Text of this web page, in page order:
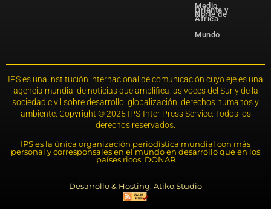
Medio
Oriente y
Norte de
África
Mundo
IPS es una institución internacional de comunicación cuyo eje es una
agencia mundial de noticias que amplifica las voces del Sur y de la
sociedad civil sobre desarrollo, globalización, derechos humanos y
ambiente. Copyright © 2025 IPS-Inter Press Service. Todos los
derechos reservados.
IPS es la única organización periodística mundial con más
personal y corresponsales en el mundo en desarrollo que en los
países ricos. DONAR
Desarrollo & Hosting: Atiko.Studio